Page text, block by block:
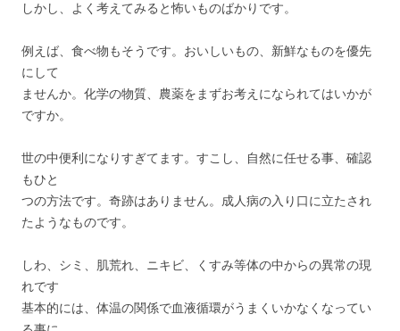
しかし、よく考えてみると怖いものばかりです。
例えば、食べ物もそうです。おいしいもの、新鮮なものを優先
にして
ませんか。化学の物質、農薬をまずお考えになられてはいかが
ですか。
世の中便利になりすぎてます。すこし、自然に任せる事、確認
もひと
つの方法です。奇跡はありません。成人病の入り口に立たされ
たようなものです。
しわ、シミ、肌荒れ、ニキビ、くすみ等体の中からの異常の現
れです
基本的には、体温の関係で血液循環がうまくいかなくなってい